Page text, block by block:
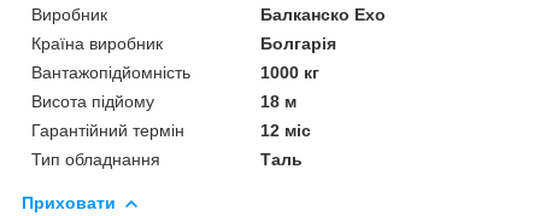
Виробник
Балканско Ехо
Країна виробник
Болгарія
Вантажопідйомність
1000 кг
Висота підйому
18 м
Гарантійний термін
12 міс
Тип обладнання
Таль
Приховати